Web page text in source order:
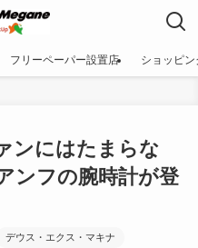
フリーペーパー設置店 ショッピン
ンにはたまらな
ンフの腕時計が登
デウス・エクス・マキナ